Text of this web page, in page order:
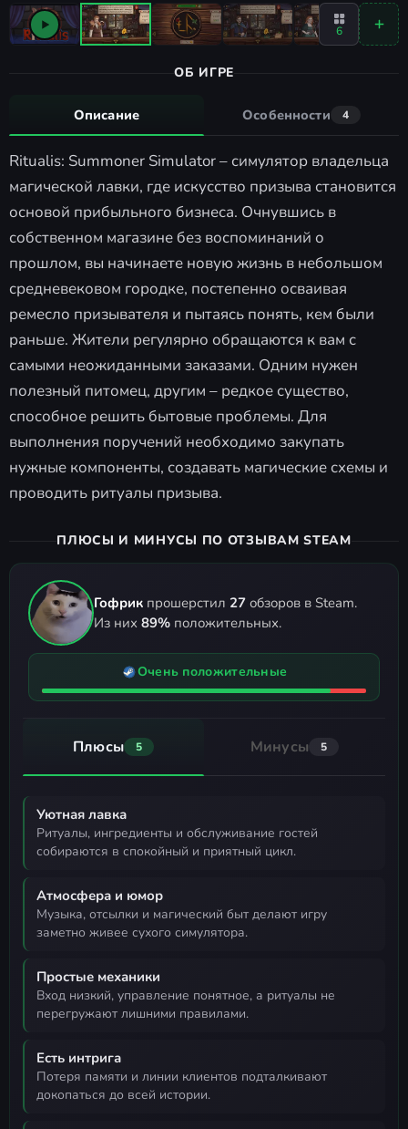
6
ОБ ИГРЕ
Описание Особенности 4
Ritualis: Summoner Simulator – симулятор владельца
магической лавки, где искусство призыва становится
основой прибыльного бизнеса. Очнувшись в
собственном магазине без воспоминаний о
прошлом, вы начинаете новую жизнь в небольшом
средневековом городке, постепенно осваивая
ремесло призывателя и пытаясь понять, кем были
раньше. Жители регулярно обращаются к вам с
самыми неожиданными заказами. Одним нужен
полезный питомец, другим – редкое существо,
способное решить бытовые проблемы. Для
выполнения поручений необходимо закупать
нужные компоненты, создавать магические схемы и
проводить ритуалы призыва.
ПЛЮСЫ И МИНУСЫ ПО ОТЗЫВАМ STEAM
Гофрик прошерстил 27 обзоров в Steam.
Из них 89% положительных.
Очень положительные
Плюсы 5 Минусы 5
Уютная лавка
ритуалы, ингредиенты и обслуживание гостей
собираются в спокойный и приятный цикл.
Атмосфера и юмор
музыка, отсылки и магический быт делают игру
заметно живее сухого симулятора.
Простые механики
вход низкий, управление понятное, а ритуалы не
перегружают лишними правилами.
Есть интрига
потеря памяти и линии клиентов подталкивают
докопаться до всей истории.